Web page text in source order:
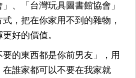
、「台灣玩具圖書館協會」
，把在你家用不到的雜物，
好的價值。
的東西都是你前男友」，用
誰家都可以不要在我家就